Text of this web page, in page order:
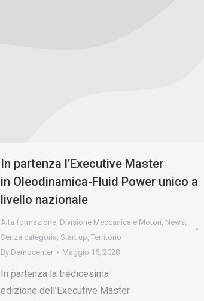
In partenza l’Executive Master
in Oleodinamica-Fluid Power unico a
livello nazionale
Alta formazione, Divisione Meccanica e Motori, News,
Senza categoria, Start up, Territorio
By Democenter Maggio 15, 2020
In partenza la tredicesima
edizione dell’Executive Master